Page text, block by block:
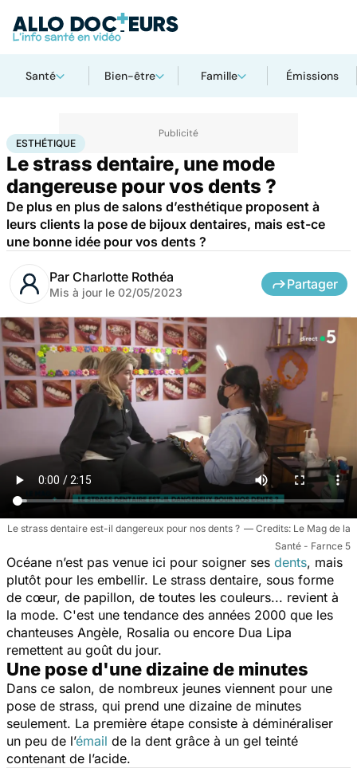
Santé Bien-être Famille Émissions
AccueilSantéEsthétique
ESTHÉTIQUE
Le strass dentaire, une mode
dangereuse pour vos dents ?
De plus en plus de salons d’esthétique proposent à
leurs clients la pose de bijoux dentaires, mais est-ce
une bonne idée pour vos dents ?
Par Charlotte Rothéa
Mis à jour le 02/05/2023
Partager
Le strass dentaire est-il dangereux pour nos dents ?
Le Mag de la
Santé - Farnce 5
Océane n’est pas venue ici pour soigner ses dents, mais
plutôt pour les embellir. Le strass dentaire, sous forme
de cœur, de papillon, de toutes les couleurs... revient à
la mode. C'est une tendance des années 2000 que les
chanteuses Angèle, Rosalia ou encore Dua Lipa
remettent au goût du jour.
Une pose d'une dizaine de minutes
Dans ce salon, de nombreux jeunes viennent pour une
pose de strass, qui prend une dizaine de minutes
seulement. La première étape consiste à déminéraliser
un peu de l’émail de la dent grâce à un gel teinté
contenant de l’acide.